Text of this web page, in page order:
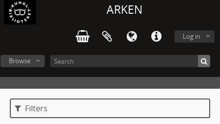
ARKEN
Log in
Browse
Filters